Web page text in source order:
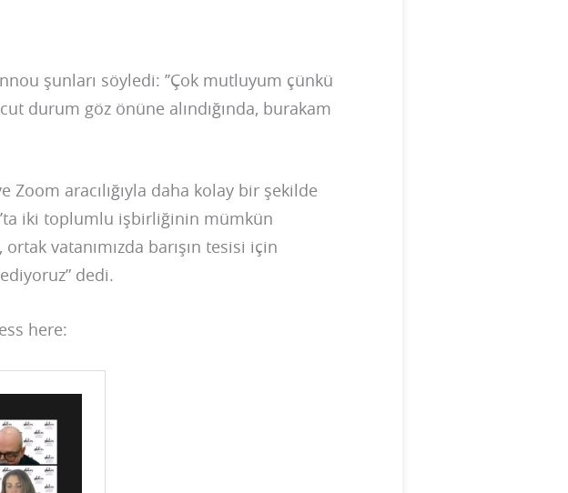
şunları söyledi: ’’Çok mutluyum çünkü
durum göz önüne alındığında, burakam
Zoom aracılığıyla daha kolay bir şekilde
iki toplumlu işbirliğinin mümkün
vatanımızda barışın tesisi için
dedi.
here: